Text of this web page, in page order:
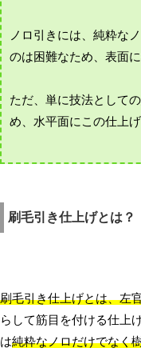
ノロ引きには、純粋な
のは困難なため、表面
ただ、単に技法として
め、水平面にこの仕上
刷毛引き仕上げとは？
刷毛引き仕上げとは、左
らして筋目を付ける仕上
は純粋なノロだけでなく